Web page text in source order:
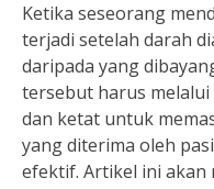
Ketika seseorang
terjadi setelah darah
daripada yang
tersebut harus
dan ketat untuk
yang diterima oleh
efektif. Artikel ini akan